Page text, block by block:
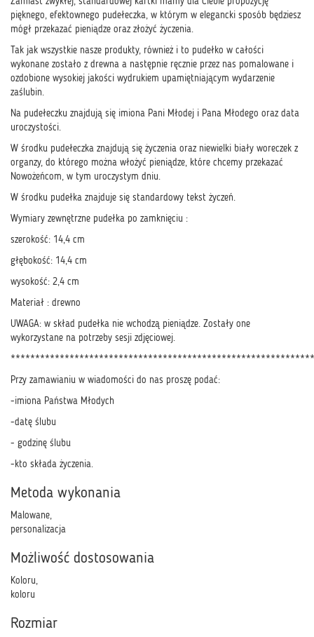
pięknego, efektownego pudełeczka, w którym w elegancki sposób będziesz
mógł przekazać pieniądze oraz złożyć życzenia.
Tak jak wszystkie nasze produkty, również i to pudełko w całości
wykonane zostało z drewna a następnie ręcznie przez nas pomalowane i
ozdobione wysokiej jakości wydrukiem upamiętniającym wydarzenie
zaślubin.
Na pudełeczku znajdują się imiona Pani Młodej i Pana Młodego oraz data
uroczystości.
W środku pudełeczka znajdują się życzenia oraz niewielki biały woreczek z
organzy, do którego można włożyć pieniądze, które chcemy przekazać
Nowożeńcom, w tym uroczystym dniu.
W środku pudełka znajduje się standardowy tekst życzeń.
Wymiary zewnętrzne pudełka po zamknięciu :
szerokość: 14,4 cm
głębokość: 14,4 cm
wysokość: 2,4 cm
Materiał : drewno
UWAGA: w skład pudełka nie wchodzą pieniądze. Zostały one
wykorzystane na potrzeby sesji zdjęciowej.
Przy zamawianiu w wiadomości do nas proszę podać:
-imiona Państwa Młodych
-datę ślubu
- godzinę ślubu
-kto składa życzenia.
Metoda wykonania
Malowane,
personalizacja
Możliwość dostosowania
Koloru,
koloru
Rozmiar